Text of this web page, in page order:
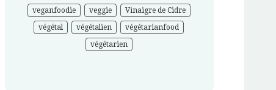
veganfoodie
veggie
Vinaigre de Cidre
végétal
végétalien
végétarianfood
végétarien